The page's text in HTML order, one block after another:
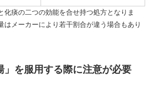
化痰の二つの効能を合せ持つ処方となりま
はメーカーにより若干割合が違う場合もあり
」を服用する際に注意が必要